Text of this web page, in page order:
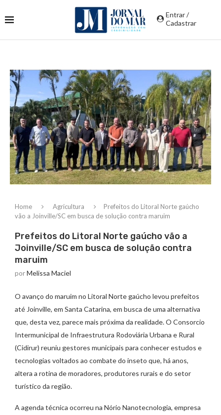
Entrar /
Cadastrar
Home Agricultura
Prefeitos do Litoral Norte gaúcho
vão a Joinville/SC em busca de solução contra maruim
Prefeitos do Litoral Norte gaúcho vão a
Joinville/SC em busca de solução contra
maruim
porMelissa Maciel
O avanço do maruim no Litoral Norte gaúcho levou prefeitos
até Joinville, em Santa Catarina, em busca de uma alternativa
que, desta vez, parece mais próxima da realidade. O Consorcio
Intermunicipal de Infraestrutura Rodoviária Urbana e Rural
(Cidirur) reuniu gestores municipais para conhecer estudos e
tecnologias voltados ao combate do inseto que, há anos,
altera a rotina de moradores, produtores rurais e do setor
turístico da região.
A agenda técnica ocorreu na Nório Nanotecnologia, empresa